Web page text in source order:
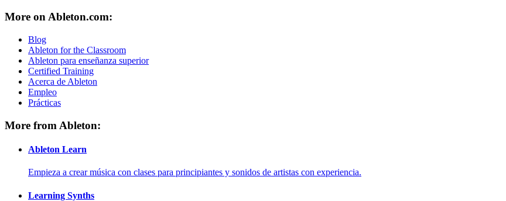
More on Ableton.com:
Blog
Ableton for the Classroom
Ableton para enseñanza superior
Certified Training
Acerca de Ableton
Empleo
Prácticas
More from Ableton:
Ableton Learn
Empieza a crear música con clases para principiantes y sonidos de artistas con experiencia.
Learning Synths